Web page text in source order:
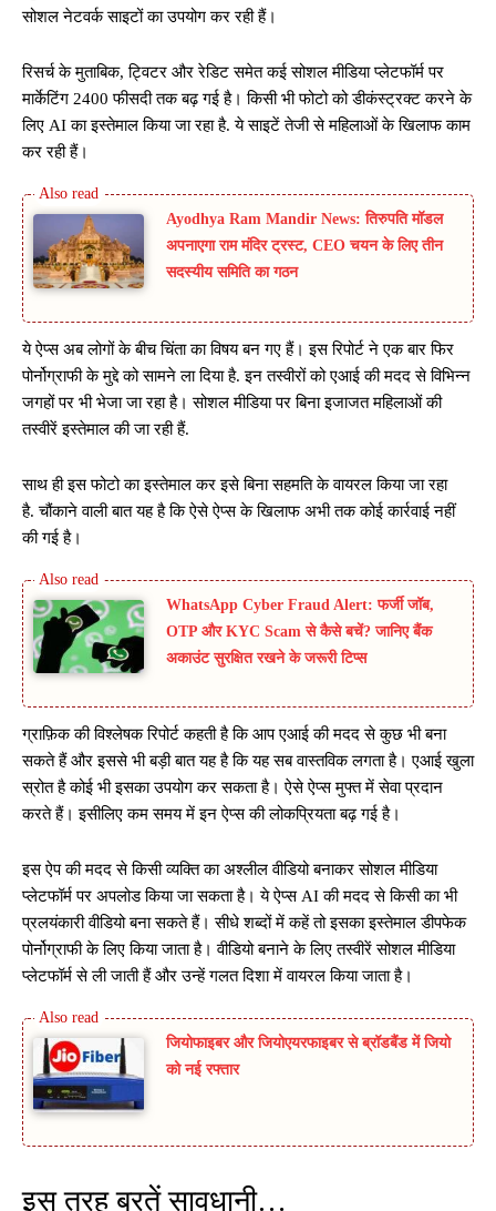
सोशल नेटवर्क साइटों का उपयोग कर रही हैं।
रिसर्च के मुताबिक, ट्विटर और रेडिट समेत कई सोशल मीडिया प्लेटफॉर्म पर
मार्केटिंग 2400 फीसदी तक बढ़ गई है। किसी भी फोटो को डीकंस्ट्रक्ट करने के
लिए AI का इस्तेमाल किया जा रहा है. ये साइटें तेजी से महिलाओं के खिलाफ काम
कर रही हैं।
Ayodhya Ram Mandir News: तिरुपति मॉडल
अपनाएगा राम मंदिर ट्रस्ट, CEO चयन के लिए तीन
सदस्यीय समिति का गठन
ये ऐप्स अब लोगों के बीच चिंता का विषय बन गए हैं। इस रिपोर्ट ने एक बार फिर
पोर्नोग्राफी के मुद्दे को सामने ला दिया है. इन तस्वीरों को एआई की मदद से विभिन्न
जगहों पर भी भेजा जा रहा है। सोशल मीडिया पर बिना इजाजत महिलाओं की
तस्वीरें इस्तेमाल की जा रही हैं.
साथ ही इस फोटो का इस्तेमाल कर इसे बिना सहमति के वायरल किया जा रहा
है. चौंकाने वाली बात यह है कि ऐसे ऐप्स के खिलाफ अभी तक कोई कार्रवाई नहीं
की गई है।
WhatsApp Cyber Fraud Alert: फर्जी जॉब,
OTP और KYC Scam से कैसे बचें? जानिए बैंक
अकाउंट सुरक्षित रखने के जरूरी टिप्स
ग्राफ़िक की विश्लेषक रिपोर्ट कहती है कि आप एआई की मदद से कुछ भी बना
सकते हैं और इससे भी बड़ी बात यह है कि यह सब वास्तविक लगता है। एआई खुला
स्रोत है कोई भी इसका उपयोग कर सकता है। ऐसे ऐप्स मुफ्त में सेवा प्रदान
करते हैं। इसीलिए कम समय में इन ऐप्स की लोकप्रियता बढ़ गई है।
इस ऐप की मदद से किसी व्यक्ति का अश्लील वीडियो बनाकर सोशल मीडिया
प्लेटफॉर्म पर अपलोड किया जा सकता है। ये ऐप्स AI की मदद से किसी का भी
प्रलयंकारी वीडियो बना सकते हैं। सीधे शब्दों में कहें तो इसका इस्तेमाल डीपफेक
पोर्नोग्राफी के लिए किया जाता है। वीडियो बनाने के लिए तस्वीरें सोशल मीडिया
प्लेटफॉर्म से ली जाती हैं और उन्हें गलत दिशा में वायरल किया जाता है।
जियोफाइबर और जियोएयरफाइबर से ब्रॉडबैंड में जियो
को नई रफ्तार
इस तरह बरतें सावधानी…